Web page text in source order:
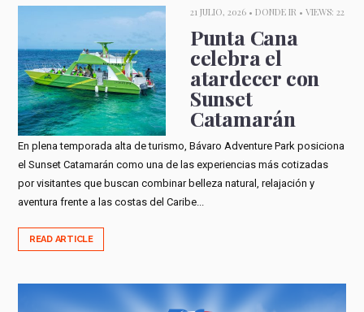
21 JULIO, 2026 • DONDE IR • VIEWS: 22
Punta Cana
celebra el
atardecer con
Sunset
Catamarán
En plena temporada alta de turismo, Bávaro Adventure Park posiciona
el Sunset Catamarán como una de las experiencias más cotizadas
por visitantes que buscan combinar belleza natural, relajación y
aventura frente a las costas del Caribe...
READ ARTICLE